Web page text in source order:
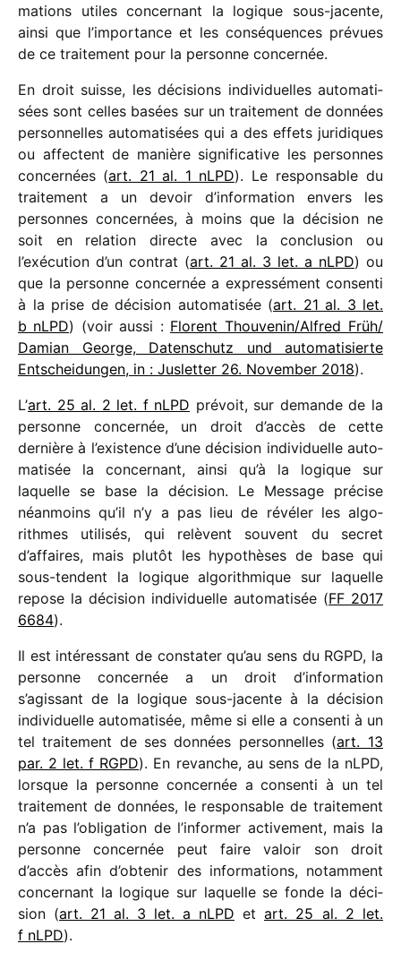
ma­tions utiles concer­nant la logique sous-jacente,
ainsi que l’im­por­tance et les consé­quences prévues
de ce trai­te­ment pour la personne concernée.
En droit suisse, les déci­sions indi­vi­duelles auto­ma­ti­
sées sont celles basées sur un trai­te­ment de données
person­nelles auto­ma­ti­sées qui a des effets juri­diques
ou affectent de manière signi­fi­ca­tive les personnes
concer­nées (art. 21 al. 1 nLPD). Le respon­sable du
trai­te­ment a un devoir d’information envers les
personnes concer­nées, à moins que la déci­sion ne
soit en rela­tion directe avec la conclu­sion ou
l’exécution d’un contrat (art. 21 al. 3 let. a nLPD) ou
que la personne concer­née a expres­sé­ment consenti
à la prise de déci­sion auto­ma­ti­sée (art. 21 al. 3 let.
b nLPD) (voir aussi : Florent Thouvenin/​Alfred Früh/​
Damian George, Datenschutz und auto­ma­ti­sierte
Entscheidungen, in : Jusletter 26. November 2018).
L’art. 25 al. 2 let. f nLPD prévoit, sur demande de la
personne concer­née, un droit d’accès de cette
dernière à l’existence d’une déci­sion indi­vi­duelle auto­
ma­ti­sée la concer­nant, ainsi qu’à la logique sur
laquelle se base la déci­sion. Le Message précise
néan­moins qu’il n’y a pas lieu de révéler les algo­
rithmes utilisés, qui relèvent souvent du secret
d’affaires, mais plutôt les hypothèses de base qui
sous-tendent la logique algo­rith­mique sur laquelle
repose la décision indi­vi­duelle automatisée (FF 2017
6684).
Il est inté­res­sant de consta­ter qu’au sens du RGPD, la
personne concer­née a un droit d’information
s’agissant de la logique sous-jacente à la déci­sion
indi­vi­duelle auto­ma­ti­sée, même si elle a consenti à un
tel trai­te­ment de ses données person­nelles (art. 13
par. 2 let. f RGPD). En revanche, au sens de la nLPD,
lorsque la personne concer­née a consenti à un tel
trai­te­ment de données, le respon­sable de trai­te­ment
n’a pas l’obligation de l’informer acti­ve­ment, mais la
personne concer­née peut faire valoir son droit
d’accès afin d’ob­te­nir des infor­ma­tions, notam­ment
concer­nant la logique sur laquelle se fonde la déci­
sion (art. 21 al. 3 let. a nLPD et art. 25 al. 2 let.
f nLPD).